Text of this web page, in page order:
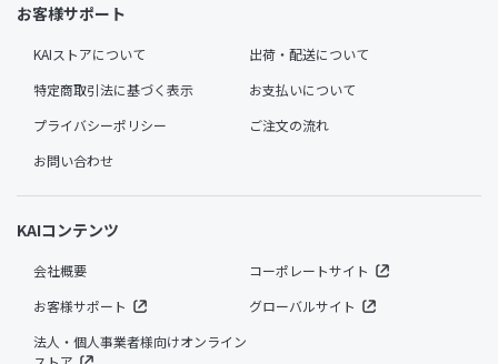
お客様サポート
KAIストアについて
出荷・配送について
特定商取引法に基づく表示
お支払いについて
プライバシーポリシー
ご注文の流れ
お問い合わせ
KAIコンテンツ
会社概要
コーポレートサイト
お客様サポート
グローバルサイト
法人・個人事業者様向けオンライン